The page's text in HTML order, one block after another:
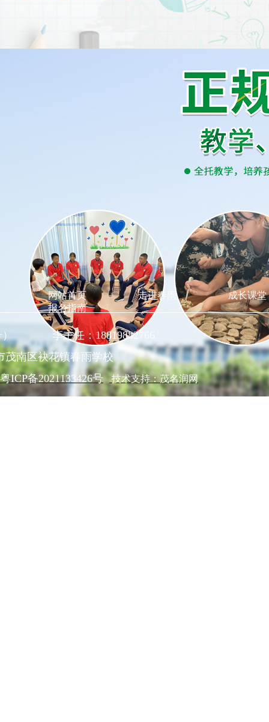
网站首页 走进春雨
成长课堂
报名指南
号） 李主任：18819882766
茂南区袂花镇春雨学校
粤ICP备2021133426号
技术支持：茂名润网